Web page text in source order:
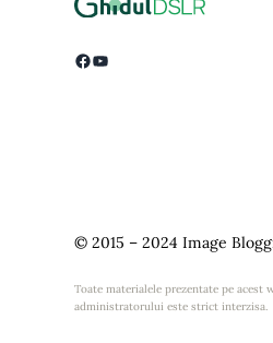
Facebook YouTube
© 2015 – 2024 Image
Toate materialele prezentate pe
administratorului este strict interzisa.